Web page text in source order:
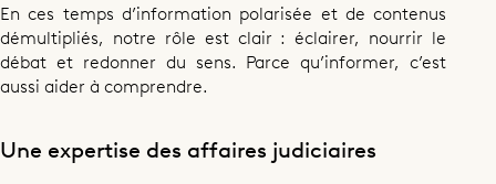
En ces temps d’information polarisée et de contenus
démultipliés, notre rôle est clair : éclairer, nourrir le
débat et redonner du sens. Parce qu’informer, c’est
aussi aider à comprendre.
Une expertise des affaires judiciaires